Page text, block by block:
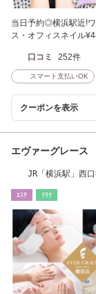
当日予約◎横浜駅近!
ス・オフィスネイル
口コミ 252件
スマート支払いOK
クーポンを表示
エヴァーグレース
JR「横浜駅」西
ｴｽﾃ ﾘﾗｸ